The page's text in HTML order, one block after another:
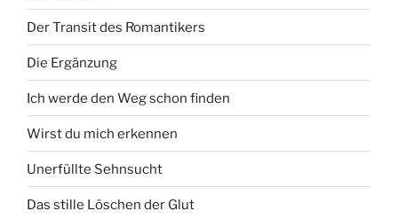
Der Transit des Romantikers
Die Ergänzung
Ich werde den Weg schon finden
Wirst du mich erkennen
Unerfüllte Sehnsucht
Das stille Löschen der Glut